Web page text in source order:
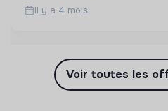
Il y a 4 mois
Voir toutes les